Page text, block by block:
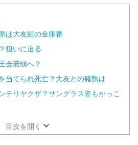
は大友組の金庫番
狙いに迫る
会若頭へ？
当てられ死亡？大友との確執は
テリヤクザ？サングラス姿もかっこ
目次を開く